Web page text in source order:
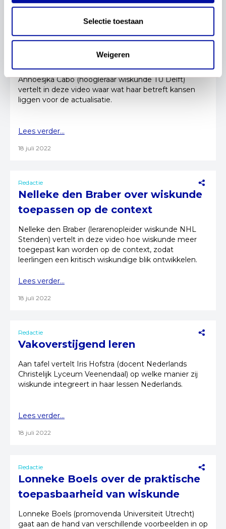
Selectie toestaan
Weigeren
Annoesjka Cabo over de
actualisatie van wiskunde
Annoesjka Cabo (hoogleraar wiskunde TU Delft)
vertelt in deze video waar wat haar betreft kansen
liggen voor de actualisatie.
Lees verder...
18 juli 2022
Redactie
Nelleke den Braber over wiskunde
toepassen op de context
Nelleke den Braber (lerarenopleider wiskunde NHL
Stenden) vertelt in deze video hoe wiskunde meer
toegepast kan worden op de context, zodat
leerlingen een kritisch wiskundige blik ontwikkelen.
Lees verder...
18 juli 2022
Redactie
Vakoverstijgend leren
Aan tafel vertelt Iris Hofstra (docent Nederlands
Christelijk Lyceum Veenendaal) op welke manier zij
wiskunde integreert in haar lessen Nederlands.
Lees verder...
18 juli 2022
Redactie
Lonneke Boels over de praktische
toepasbaarheid van wiskunde
Lonneke Boels (promovenda Universiteit Utrecht)
gaat aan de hand van verschillende voorbeelden in op